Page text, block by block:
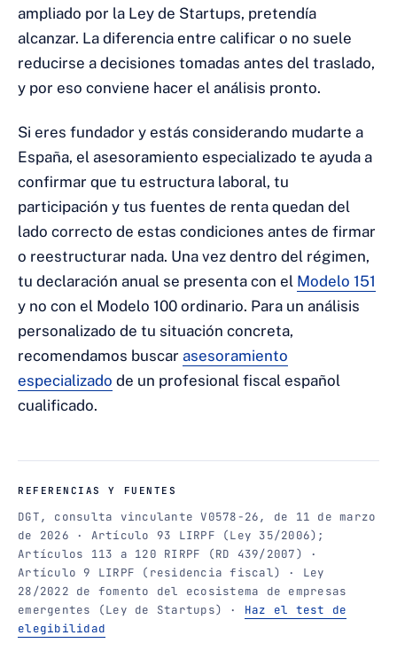
ampliado por la Ley de Startups, pretendía
alcanzar. La diferencia entre calificar o no suele
reducirse a decisiones tomadas antes del traslado,
y por eso conviene hacer el análisis pronto.
Si eres fundador y estás considerando mudarte a
España, el asesoramiento especializado te ayuda a
confirmar que tu estructura laboral, tu
participación y tus fuentes de renta quedan del
lado correcto de estas condiciones antes de firmar
o reestructurar nada. Una vez dentro del régimen,
tu declaración anual se presenta con el Modelo 151
y no con el Modelo 100 ordinario. Para un análisis
personalizado de tu situación concreta,
recomendamos buscar asesoramiento
especializado de un profesional fiscal español
cualificado.
REFERENCIAS Y FUENTES
DGT, consulta vinculante V0578-26, de 11 de marzo
de 2026 · Artículo 93 LIRPF (Ley 35/2006);
Artículos 113 a 120 RIRPF (RD 439/2007) ·
Artículo 9 LIRPF (residencia fiscal) · Ley
28/2022 de fomento del ecosistema de empresas
emergentes (Ley de Startups) · Haz el test de
elegibilidad